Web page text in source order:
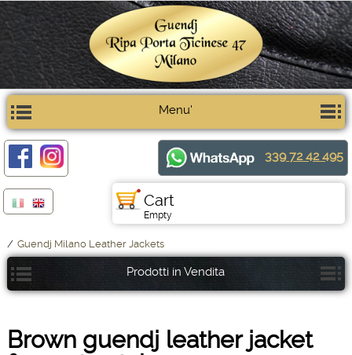
Menu'
339 72 42 495
Cart
Empty
/ Guendj Milano Leather Jackets
Prodotti in Vendita
Brown guendj leather jacket